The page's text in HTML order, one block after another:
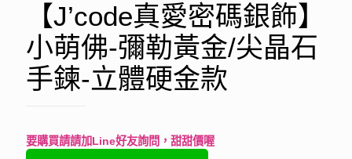
【J’code真愛密碼銀飾】
小萌佛-彌勒黃金/尖晶石
手鍊-立體硬金款
要購買請請加Line好友詢問，甜甜價喔